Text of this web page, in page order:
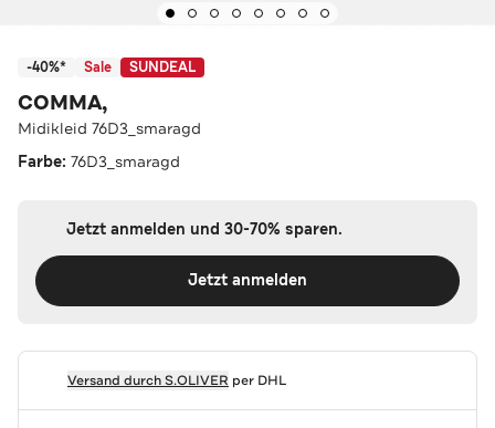
-40%* Sale SUNDEAL
COMMA,
Midikleid 76D3_smaragd
Farbe: 76D3_smaragd
Jetzt anmelden und 30-70% sparen.
Jetzt anmelden
Versand durchS.OLIVER per DHL